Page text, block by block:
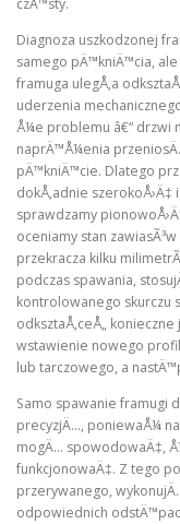
Diagnoza uszkodzonej
samego pÄ™kniÄ™cia, ale
framuga ulegÅ‚a
uderzenia
Å¼e problemu â€“ drzwi
naprÄ™Å¼enia
pÄ™kniÄ™cie. Dlatego
dokÅ‚adnie
sprawdzamy
oceniamy stan
przekracza kilku
podczas spawania,
kontrolowanego skurczu
odksztaÅ‚ceÅ„
wstawienie nowego
lub tarczowego, a
Samo spawanie framugi
precyzjÄ…, poniewaÅ¼
mogÄ… spowodowaÄ‡,
funkcjonowaÄ‡. Z tego
przerywanego,
odpowiednich